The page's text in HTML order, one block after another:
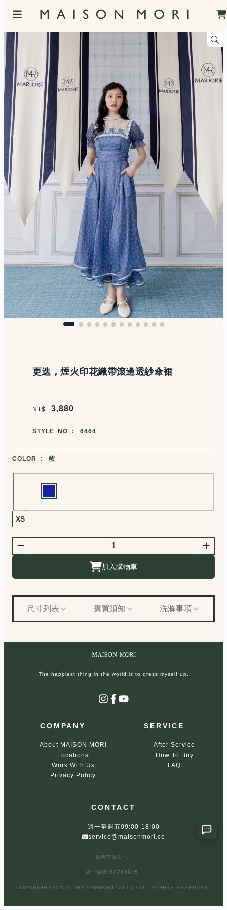
服飾照片觀看
更迭，煙火印花織帶滾邊透紗傘裙
NT$ 3,880
商品編號
STYLE NO : 6464
商品顏色選擇
COLOR : 藍
Choose a color
商品尺寸選擇
XS
商品購買數量
加入購物車
尺寸列表 購買須知 洗滌事項
The happiest thing in the world is to dress myself up.
Instagram
Facebook
YouTube
COMPANY
About MAISON MORI
Locations
Work With Us
Privacy Policy
SERVICE
After Service
How To Buy
FAQ
CONTACT
週一至週五09:00-18:00
service@maisonmori.co
葆栗有限公司
統一編號:60768945
COPYRIGHT © 2015 MAISONMORI.CO LTD ALL RIGHTS RESERVED.